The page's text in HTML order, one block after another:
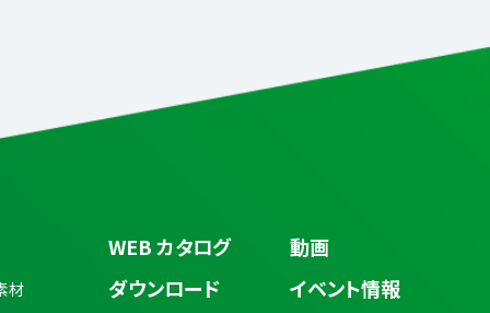
材
WEB カタログ
ダウンロード
動画
イベント情報